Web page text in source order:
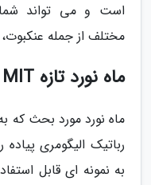
است و می تواند
مختلف از جمله
ماه نورد تازه MIT چه ویژگی هایی دارد؟
رباتیک الیگومری
به نمونه ای قابل